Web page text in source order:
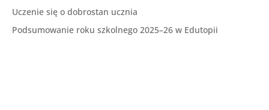
Uczenie się o dobrostan ucznia
Podsumowanie roku szkolnego 2025–26 w Edutopii